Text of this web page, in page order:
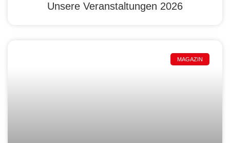
Unsere Veranstaltungen 2026
MAGAZIN